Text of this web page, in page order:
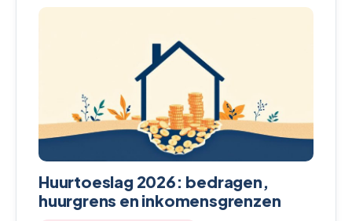
Huurtoeslag 2026: bedragen,
huurgrens en inkomensgrenzen